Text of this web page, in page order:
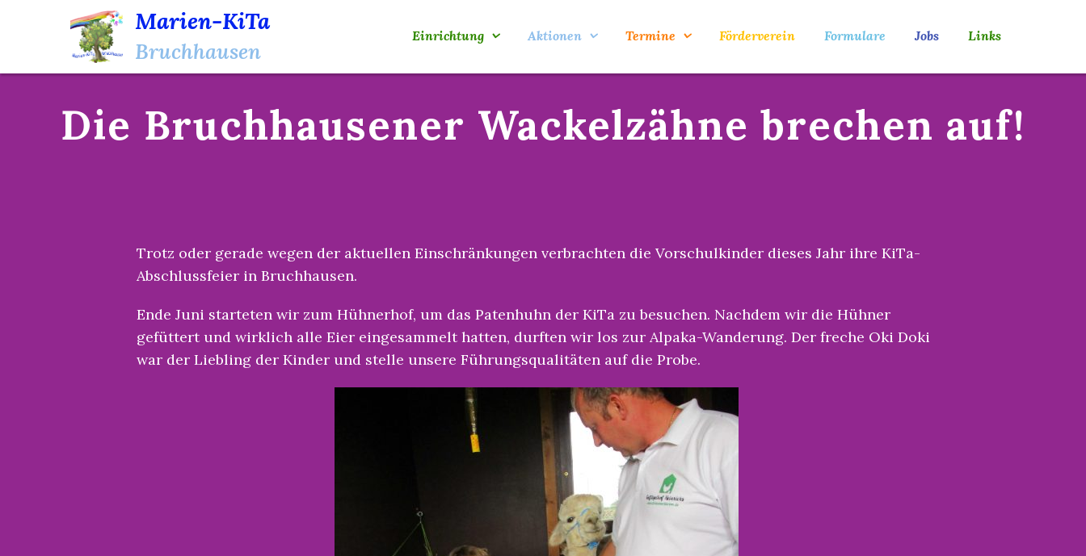
Marien-KiTa
Bruchhausen
Einrichtung Aktionen Termine Förderverein Formulare Jobs Links
Die Bruchhausener Wackelzähne brechen auf!
Trotz oder gerade wegen der aktuellen Einschränkungen verbrachten die Vorschulkinder dieses Jahr ihre KiTa-
Abschlussfeier in Bruchhausen.
Ende Juni starteten wir zum Hühnerhof, um das Patenhuhn der KiTa zu besuchen. Nachdem wir die Hühner
gefüttert und wirklich alle Eier eingesammelt hatten, durften wir los zur Alpaka-Wanderung. Der freche Oki Doki
war der Liebling der Kinder und stelle unsere Führungsqualitäten auf die Probe.